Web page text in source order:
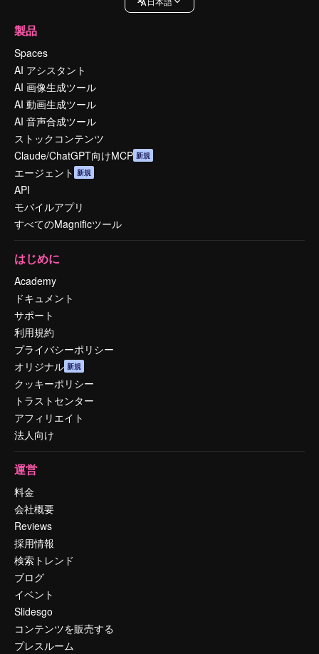
製品
Spaces
AI アシスタント
AI 画像生成ツール
AI 動画生成ツール
AI 音声合成ツール
ストックコンテンツ
Claude/ChatGPT向けMCP 新規
エージェント 新規
API
モバイルアプリ
すべてのMagnificツール
はじめに
Academy
ドキュメント
サポート
利用規約
プライバシーポリシー
オリジナル 新規
クッキーポリシー
トラストセンター
アフィリエイト
法人向け
運営
料金
会社概要
Reviews
採用情報
検索トレンド
ブログ
イベント
Slidesgo
コンテンツを販売する
プレスルーム